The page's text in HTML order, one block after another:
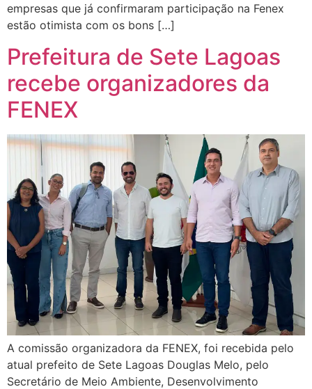
empresas que já confirmaram participação na Fenex
estão otimista com os bons […]
Prefeitura de Sete Lagoas
recebe organizadores da
FENEX
A comissão organizadora da FENEX, foi recebida pelo
atual prefeito de Sete Lagoas Douglas Melo, pelo
Secretário de Meio Ambiente, Desenvolvimento